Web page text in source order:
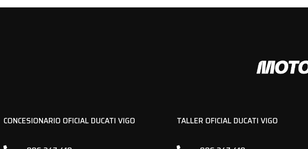
CONCESIONARIO OFICIAL DUCATI VIGO TALLER OFICIAL DUCATI VIGO